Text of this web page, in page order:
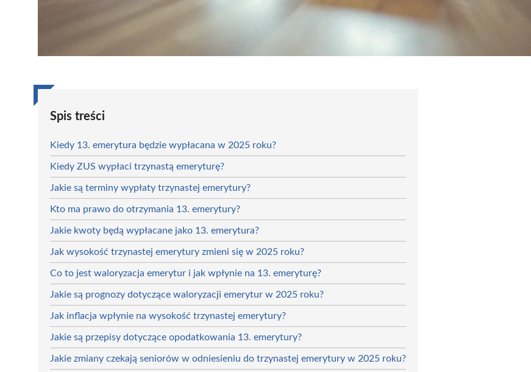
Spis treści
Kiedy 13. emerytura będzie wypłacana w 2025 roku?
Kiedy ZUS wypłaci trzynastą emeryturę?
Jakie są terminy wypłaty trzynastej emerytury?
Kto ma prawo do otrzymania 13. emerytury?
Jakie kwoty będą wypłacane jako 13. emerytura?
Jak wysokość trzynastej emerytury zmieni się w 2025 roku?
Co to jest waloryzacja emerytur i jak wpłynie na 13. emeryturę?
Jakie są prognozy dotyczące waloryzacji emerytur w 2025 roku?
Jak inflacja wpłynie na wysokość trzynastej emerytury?
Jakie są przepisy dotyczące opodatkowania 13. emerytury?
Jakie zmiany czekają seniorów w odniesieniu do trzynastej emerytury w 2025 roku?